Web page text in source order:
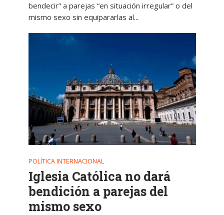
bendecir” a parejas “en situación irregular” o del
mismo sexo sin equipararlas al...
POLÍTICA INTERNACIONAL
Iglesia Católica no dará
bendición a parejas del
mismo sexo